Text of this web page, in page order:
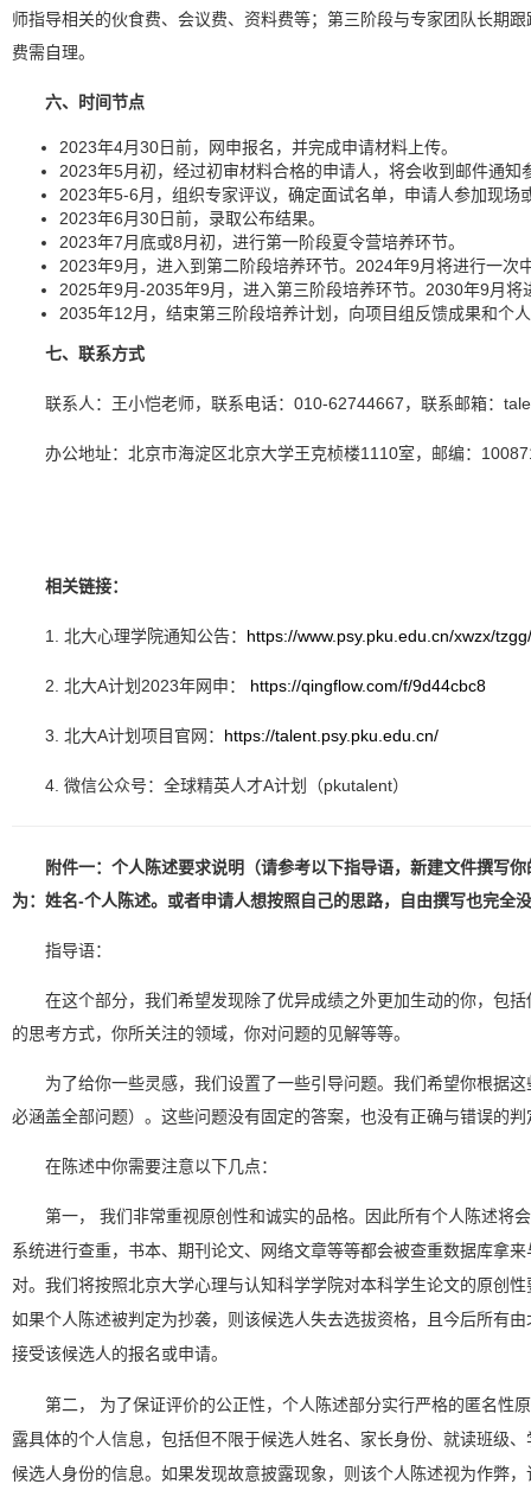
师指导相关的伙食费、会议费、资料费等；第三阶段与专家团队长期
费需自理。
六、时间节点
2023年4月30日前，网申报名，并完成申请材料上传。
2023年5月初，经过初审材料合格的申请人，将会收到邮件通知
2023年5-6月，组织专家评议，确定面试名单，申请人参加现场
2023年6月30日前，录取公布结果。
2023年7月底或8月初，进行第一阶段夏令营培养环节。
2023年9月，进入到第二阶段培养环节。2024年9月将进行一次
2025年9月-2035年9月，进入第三阶段培养环节。2030年9月将
2035年12月，结束第三阶段培养计划，向项目组反馈成果和个
七、联系方式
联系人：王小恺老师，联系电话：010-62744667，联系邮箱：
办公地址：北京市海淀区北京大学王克桢楼1110室，邮编：
相关链接：
1. 北大心理学院通知公告： https://www.psy.pku.edu.cn/xwzx/
2. 北大A计划2023年网申： https://qingflow.com/f/9d44cbc8
3. 北大A计划项目官网： https://talent.psy.pku.edu.cn/
4. 微信公众号：全球精英人才A计划（pkutalent）
附件一：个人陈述要求说明（请参考以下指导语，新建文件撰写
为：姓名-个人陈述。或者申请人想按照自己的思路，自由撰写也完全
指导语：
在这个部分，我们希望发现除了优异成绩之外更加生动的你，包
的思考方式，你所关注的领域，你对问题的见解等等。
为了给你一些灵感，我们设置了一些引导问题。我们希望你根据
必涵盖全部问题）。这些问题没有固定的答案，也没有正确与错误的判
在陈述中你需要注意以下几点：
第一， 我们非常重视原创性和诚实的品格。因此所有个人陈述将
系统进行查重，书本、期刊论文、网络文章等等都会被查重数据库拿
对。我们将按照北京大学心理与认知科学学院对本科学生论文的原创
如果个人陈述被判定为抄袭，则该候选人失去选拔资格，且今后所有
接受该候选人的报名或申请。
第二， 为了保证评价的公正性，个人陈述部分实行严格的匿名
露具体的个人信息，包括但不限于候选人姓名、家长身份、就读班级
候选人身份的信息。如果发现故意披露现象，则该个人陈述视为作弊